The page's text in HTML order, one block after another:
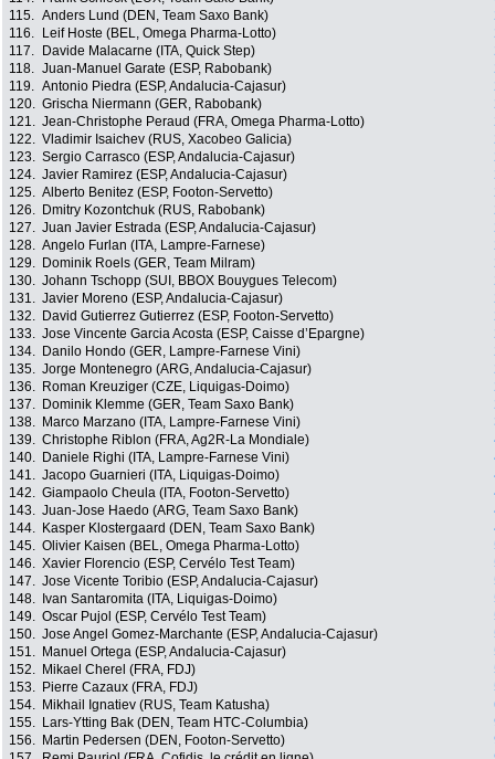
115. Anders Lund (DEN, Team Saxo Bank)
116.
Leif Hoste (BEL, Omega Pharma-Lotto)
117.
Davide Malacarne (ITA, Quick Step)
118. Juan-Manuel Garate (ESP, Rabobank)
119. Antonio Piedra (ESP, Andalucia-Cajasur)
120. Grischa Niermann (GER, Rabobank)
121. Jean-Christophe Peraud (FRA, Omega Pharma-Lotto)
122. Vladimir Isaichev (RUS, Xacobeo Galicia)
123. Sergio Carrasco (ESP, Andalucia-Cajasur)
124. Javier Ramirez (ESP, Andalucia-Cajasur)
125. Alberto Benitez (ESP, Footon-Servetto)
126.
Dmitry Kozontchuk (RUS, Rabobank)
127. Juan Javier Estrada (ESP, Andalucia-Cajasur)
128. Angelo Furlan (ITA, Lampre-Farnese)
129.
Dominik Roels (GER, Team Milram)
130. Johann Tschopp (SUI, BBOX Bouygues Telecom)
131. Javier Moreno (ESP, Andalucia-Cajasur)
132.
David Gutierrez Gutierrez (ESP, Footon-Servetto)
133. Jose Vincente Garcia Acosta (ESP, Caisse d’Epargne)
134.
Danilo Hondo (GER, Lampre-Farnese Vini)
135. Jorge Montenegro (ARG, Andalucia-Cajasur)
136.
Roman Kreuziger (CZE, Liquigas-Doimo)
137.
Dominik Klemme (GER, Team Saxo Bank)
138.
Marco Marzano (ITA, Lampre-Farnese Vini)
139. Christophe Riblon (FRA, Ag2R-La Mondiale)
140.
Daniele Righi (ITA, Lampre-Farnese Vini)
141. Jacopo Guarnieri (ITA, Liquigas-Doimo)
142. Giampaolo Cheula (ITA, Footon-Servetto)
143. Juan-Jose Haedo (ARG, Team Saxo Bank)
144.
Kasper Klostergaard (DEN, Team Saxo Bank)
145. Olivier Kaisen (BEL, Omega Pharma-Lotto)
146. Xavier Florencio (ESP, Cervélo Test Team)
147. Jose Vicente Toribio (ESP, Andalucia-Cajasur)
148.
Ivan Santaromita (ITA, Liquigas-Doimo)
149. Oscar Pujol (ESP, Cervélo Test Team)
150. Jose Angel Gomez-Marchante (ESP, Andalucia-Cajasur)
151.
Manuel Ortega (ESP, Andalucia-Cajasur)
152.
Mikael Cherel (FRA, FDJ)
153.
Pierre Cazaux (FRA, FDJ)
154.
Mikhail Ignatiev (RUS, Team Katusha)
155.
Lars-Ytting Bak (DEN, Team HTC-Columbia)
156.
Martin Pedersen (DEN, Footon-Servetto)